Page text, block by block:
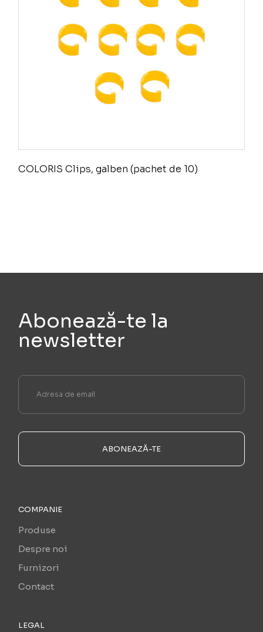
COLORIS Clips, galben (pachet de 10)
Abonează-te la
newsletter
ABONEAZĂ-TE
COMPANIE
Produse
Despre noi
Furnizori
Contact
LEGAL